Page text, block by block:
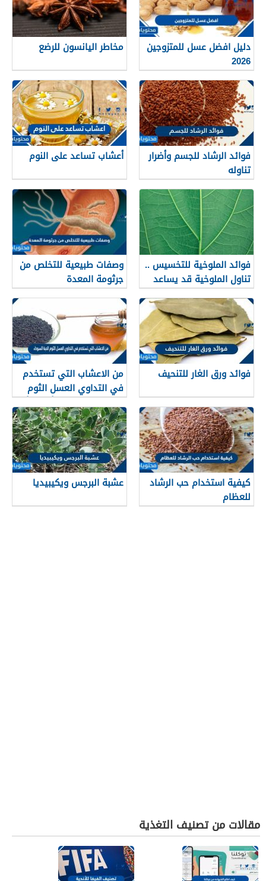
دليل افضل عسل للمتزوجين
2026
مخاطر اليانسون للرضع
فوائد الرشاد للجسم وأضرار
تناوله
أعشاب تساعد على النوم
فوائد الملوخية للتخسيس ..
تناول الملوخية قد يساعد
في تخفيف الوزن الزائد
وصفات طبيعية للتخلص من
جرثومة المعدة
فوائد ورق الغار للتنحيف
من الاعشاب التي تستخدم
في التداوي العسل الثوم
الحبة السوداء صح أم خطأ
كيفية استخدام حب الرشاد
للعظام
عشبة البرجس ويكيبيديا
مقالات من تصنيف التغذية